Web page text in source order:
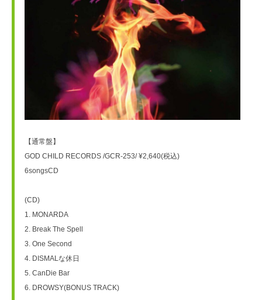
【通常盤】
GOD CHILD RECORDS /GCR-253/ ¥2,640(税込)
6songsCD
(CD)
1. MONARDA
2. Break The Spell
3. One Second
4. DISMALな休日
5. CanDie Bar
6. DROWSY(BONUS TRACK)